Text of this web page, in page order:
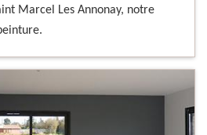
Marcel Les Annonay, notre